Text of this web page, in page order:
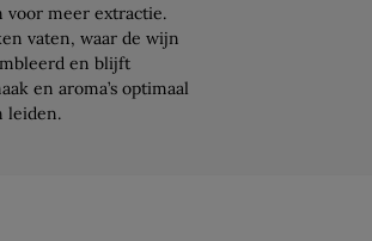
voor meer extractie.
vaten, waar de wijn
en blijft
en aroma’s optimaal
leiden.